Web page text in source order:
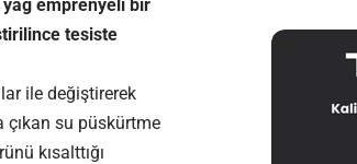
yağ emprenyeli bir
tesiste
ile değiştirerek
çıkan su püskürtme
kısalttığı